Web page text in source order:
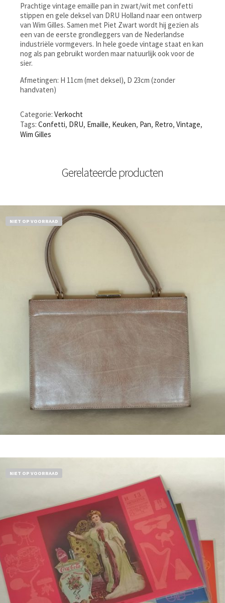
Prachtige vintage emaille pan in zwart/wit met confetti
stippen en gele deksel van DRU Holland naar een ontwerp
van Wim Gilles. Samen met Piet Zwart wordt hij gezien als
een van de eerste grondleggers van de Nederlandse
industriële vormgevers. In hele goede vintage staat en kan
nog als pan gebruikt worden maar natuurlijk ook voor de
sier.
Afmetingen: H 11cm (met deksel), D 23cm (zonder
handvaten)
Categorie: Verkocht
Tags: Confetti, DRU, Emaille, Keuken, Pan, Retro, Vintage,
Wim Gilles
Gerelateerde producten
NIET OP VOORRAAD
NIET OP VOORRAAD